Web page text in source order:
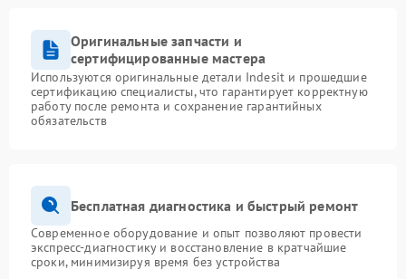
Оригинальные запчасти и
сертифицированные мастера
Используются оригинальные детали Indesit и прошедшие
сертификацию специалисты, что гарантирует корректную
работу после ремонта и сохранение гарантийных
обязательств
Бесплатная диагностика и быстрый ремонт
Современное оборудование и опыт позволяют провести
экспресс-диагностику и восстановление в кратчайшие
сроки, минимизируя время без устройства